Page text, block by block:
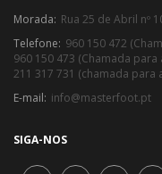
Morada: Rua 25 de Abril nº
Telefone: 960 150 472
960 150 473 (Chamada
211 317 731 (chamada para
E-mail: info@masterfoot.pt
SIGA-NOS